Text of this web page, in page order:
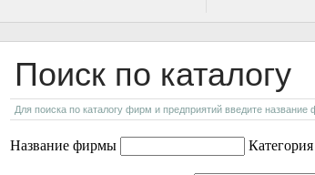
Поиск по каталогу
Для поиска по каталогу фирм и предприятий введите
Название фирмы Категория